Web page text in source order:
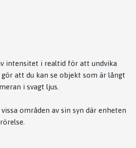
intensitet i realtid för att undvika
att du kan se objekt som är långt
i svagt ljus.
områden av sin syn där enheten